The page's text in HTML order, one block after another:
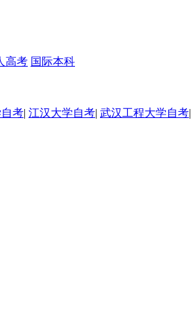
高考 国际本科
考| 江汉大学自考| 武汉工程大学自考|